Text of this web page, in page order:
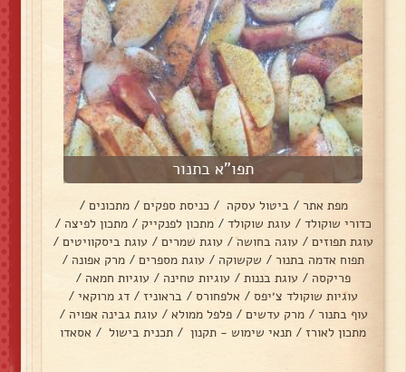
תפו"א בתנור
מפת אתר / ביטול עסקה / כניסת ספקים / מתכונים /
כדורי שוקולד / עוגת שוקולד / מתכון לפנקייק / מתכון לפיצה /
עוגת תפוזים / עוגה בחושה / עוגת שמרים / עוגת ביסקוויטים /
תפוח אדמה בתנור / שקשוקה / עוגת מספרים / מרק אפונה /
פריקסה / עוגת בננות / עוגיות טחינה / עוגיות חמאה /
עוגיות שוקולד צ׳יפס / אלפחורס / בראוניז / דג מרוקאי /
עוף בתנור / מרק עדשים / פלפל ממולא / עוגת גבינה אפויה /
מתכון לאורז / תנאי שימוש - תקנון / תכנית בישול / אסאדו